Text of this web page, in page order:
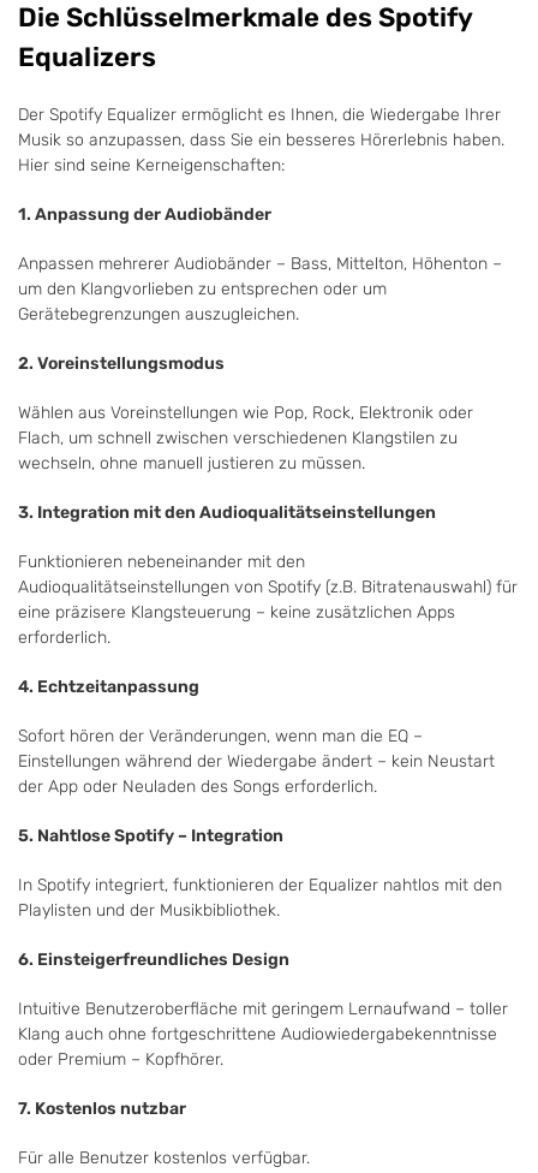
Die Schlüsselmerkmale des Spotify
Equalizers
Der Spotify Equalizer ermöglicht es Ihnen, die Wiedergabe Ihrer
Musik so anzupassen, dass Sie ein besseres Hörerlebnis haben.
Hier sind seine Kerneigenschaften:
1. Anpassung der Audiobänder
Anpassen mehrerer Audiobänder – Bass, Mittelton, Höhenton –
um den Klangvorlieben zu entsprechen oder um
Gerätebegrenzungen auszugleichen.
2. Voreinstellungsmodus
Wählen aus Voreinstellungen wie Pop, Rock, Elektronik oder
Flach, um schnell zwischen verschiedenen Klangstilen zu
wechseln, ohne manuell justieren zu müssen.
3. Integration mit den Audioqualitätseinstellungen
Funktionieren nebeneinander mit den
Audioqualitätseinstellungen von Spotify (z.B. Bitratenauswahl) für
eine präzisere Klangsteuerung – keine zusätzlichen Apps
erforderlich.
4. Echtzeitanpassung
Sofort hören der Veränderungen, wenn man die EQ –
Einstellungen während der Wiedergabe ändert – kein Neustart
der App oder Neuladen des Songs erforderlich.
5. Nahtlose Spotify – Integration
In Spotify integriert, funktionieren der Equalizer nahtlos mit den
Playlisten und der Musikbibliothek.
6. Einsteigerfreundliches Design
Intuitive Benutzeroberfläche mit geringem Lernaufwand – toller
Klang auch ohne fortgeschrittene Audiowiedergabekenntnisse
oder Premium – Kopfhörer.
7. Kostenlos nutzbar
Für alle Benutzer kostenlos verfügbar.